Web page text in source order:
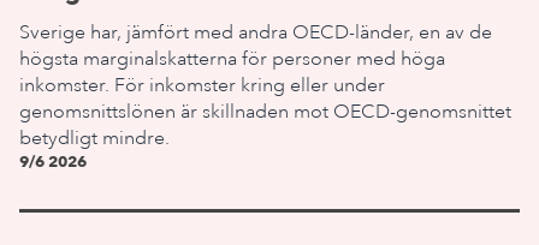
Sverige har, jämfört med andra OECD-länder, en av de
högsta marginalskatterna för personer med höga
inkomster. För inkomster kring eller under
genomsnittslönen är skillnaden mot OECD-genomsnittet
betydligt mindre.
9/6 2026